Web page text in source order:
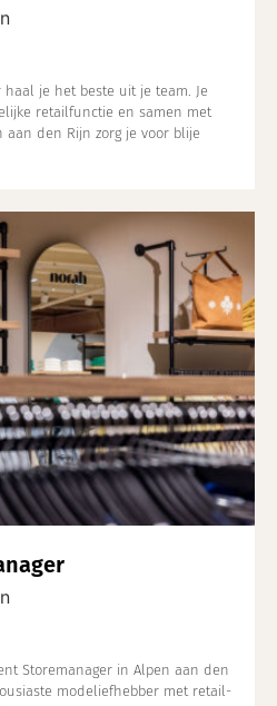
je het beste uit je team. Je
retailfunctie en samen met
den Rijn zorg je voor blije
Storemanager in Alpen aan den
modeliefhebber met retail-